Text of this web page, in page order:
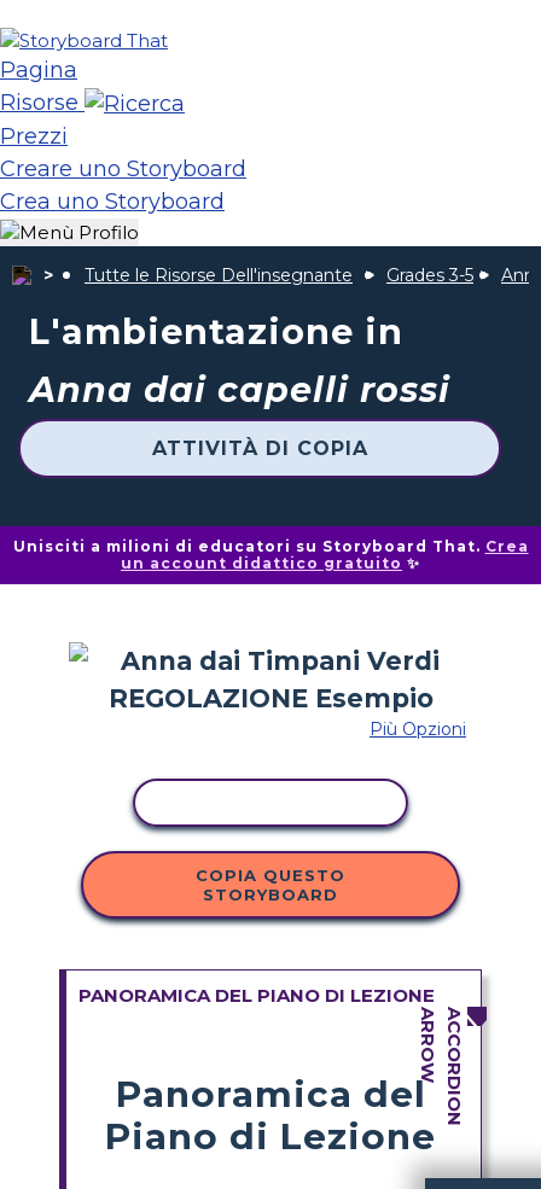
Pagina
Risorse
Prezzi
Creare uno Storyboard
Crea uno Storyboard
Tutte le Risorse Dell'insegnante Grades 3-5
L'ambientazione in
Anna dai capelli rossi
ATTIVITÀ DI COPIA
Unisciti a milioni di educatori su Storyboard That. Crea
un account didattico gratuito ✨
Più Opzioni
COPIA QUESTO
STORYBOARD
PANORAMICA DEL PIANO DI LEZIONE
Panoramica del
Piano di Lezione